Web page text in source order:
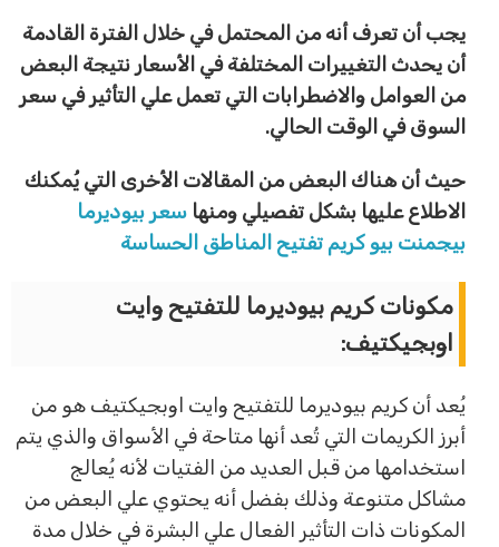
يجب أن تعرف أنه من المحتمل في خلال الفترة القادمة
أن يحدث التغييرات المختلفة في الأسعار نتيجة البعض
من العوامل والاضطرابات التي تعمل علي التأثير في سعر
السوق في الوقت الحالي.
حيث أن هناك البعض من المقالات الأخرى التي يُمكنك
الاطلاع عليها بشكل تفصيلي ومنهاسعر بيوديرما
بيجمنت بيو كريم تفتيح المناطق الحساسة
مكونات كريم بيوديرما للتفتيح وايت
اوبجيكتيف:
يُعد أن كريم بيوديرما للتفتيح وايت اوبجيكتيف هو من
أبرز الكريمات التي تُعد أنها متاحة في الأسواق والذي يتم
استخدامها من قبل العديد من الفتيات لأنه يُعالج
مشاكل متنوعة وذلك بفضل أنه يحتوي علي البعض من
المكونات ذات التأثير الفعال علي البشرة في خلال مدة